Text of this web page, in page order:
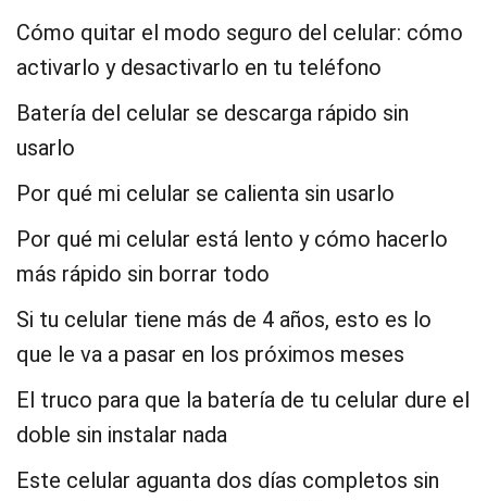
Cómo quitar el modo seguro del celular: cómo
activarlo y desactivarlo en tu teléfono
Batería del celular se descarga rápido sin
usarlo
Por qué mi celular se calienta sin usarlo
Por qué mi celular está lento y cómo hacerlo
más rápido sin borrar todo
Si tu celular tiene más de 4 años, esto es lo
que le va a pasar en los próximos meses
El truco para que la batería de tu celular dure el
doble sin instalar nada
Este celular aguanta dos días completos sin